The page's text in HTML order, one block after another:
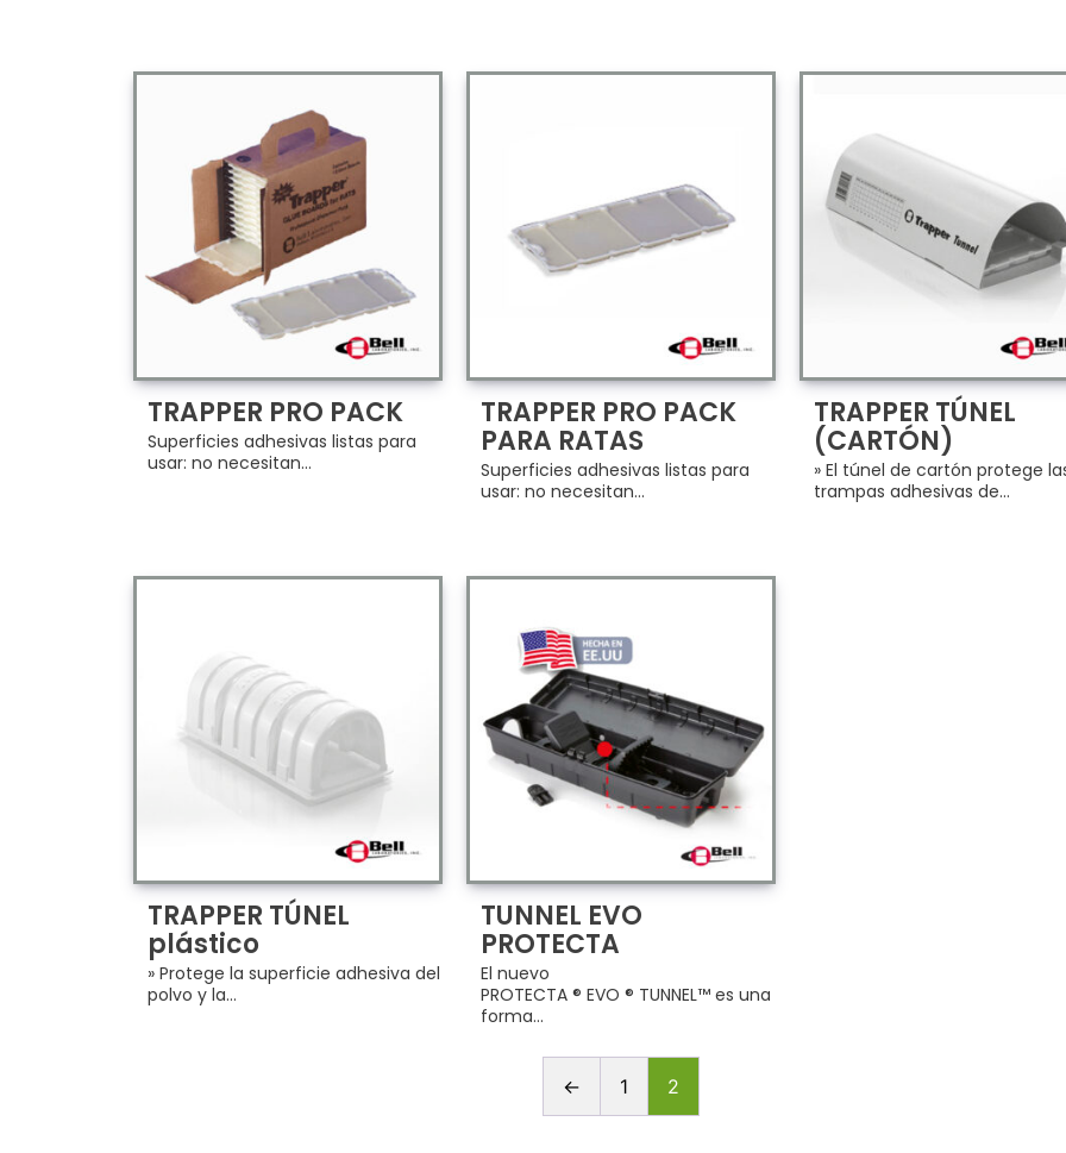
TRAPPER PRO PACK
Superficies adhesivas listas para
usar: no necesitan...
TRAPPER PRO PACK
PARA RATAS
Superficies adhesivas listas para
usar: no necesitan...
TRAPPER TÚNEL
(CARTÓN)
» El túnel de cartón protege
trampas adhesivas de...
TRAPPER TÚNEL
plástico
» Protege la superficie adhesiva del
polvo y la...
TUNNEL EVO
PROTECTA
El nuevo
PROTECTA ® EVO ® TUNNEL™ es una
forma...
← 1 2